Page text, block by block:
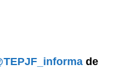
de